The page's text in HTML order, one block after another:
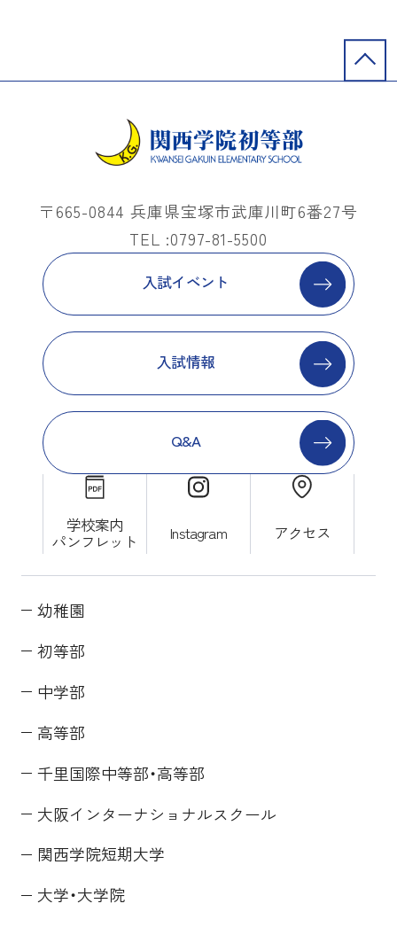
〒665-0844 兵庫県宝塚市武庫川町6番27号
TEL :0797-81-5500
入試イベント
入試情報
Q&A
学校案内
パンフレット Instagram アクセス
幼稚園
初等部
中学部
高等部
千里国際中等部・高等部
大阪インターナショナルスクール
関西学院短期大学
大学・大学院